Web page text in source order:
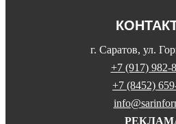
г. Саратов, ул.
+7 (917) 982-
+7 (8452)